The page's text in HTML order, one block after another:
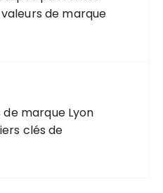
de marque
marque Lyon
clés de